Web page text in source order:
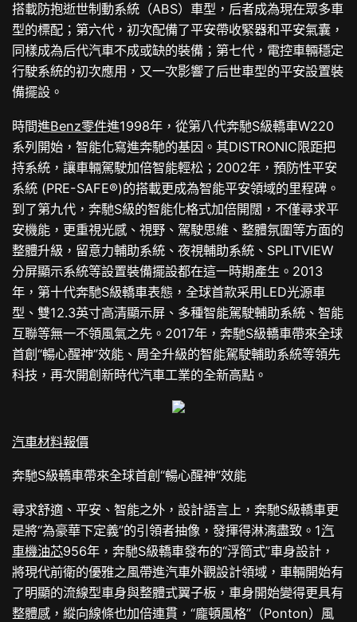
搭載防抱逝世制動系統（ABS）車型，后者成為現在眾多車
型的標配；第六代，初次配備了平安帶收緊器和平安氣囊，
同樣成為后代汽車不成或缺的裝備；第七代，電控車輛穩定
行駛系統的初次應用，又一次影響了后世車型的平安設置裝
備擺設。
時間進Benz零件進1998年，從第八代奔馳S級轎車W220
系列開始，智能化寫進奔馳的基因。其DISTRONIC限距把
持系統，讓車輛駕駛加倍智能輕松；2002年，預防性平安
系統 (PRE-SAFE®)的搭載更成為智能平安領域的里程碑。
到了第九代，奔馳S級的智能化格式加倍開闊，不僅尋求平
安機能，更重視光感、視野、駕駛思維、整體氛圍等方面的
整體升級，留意力輔助系統、夜視輔助系統、SPLITVIEW
分屏顯示系統等設置裝備擺設都在這一時期產生。2013
年，第十代奔馳S級轎車表態，全球首款采用LED光源車
型、雙12.3英寸高清顯示屏、多種智能駕駛輔助系統、智能
互聯等無一不領風氣之先。2017年，奔馳S級轎車帶來全球
首創“暢心醒神”效能、周全升級的智能駕駛輔助系統等領先
科技，再次開創新時代汽車工業的全新高點。
汽車材料報價
奔馳S級轎車帶來全球首創“暢心醒神”效能
尋求舒適、平安、智能之外，設計語言上，奔馳S級轎車更
是將“為豪華下定義”的引領者抽像，發揮得淋漓盡致。1汽
車機油芯956年，奔馳S級轎車發布的“浮筒式”車身設計，
將現代前衛的優雅之風帶進汽車外觀設計領域，車輛開始有
了明顯的流線型車身與整體式翼子板，車身開始變得更具有
整體感，縱向線條也加倍連貫，“龐頓風格”（Ponton）風